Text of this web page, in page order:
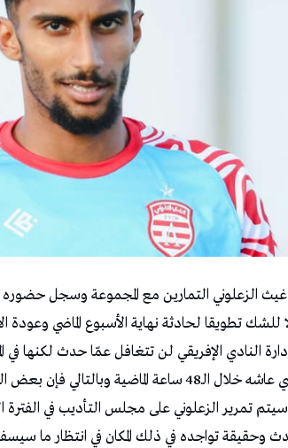
غيث الزعلوني التمارين مع المجموعة وسجل
للشك تطويقا لحادثة نهاية الأسبوع الماضي
النادي الإفريقي لن تتغافل عمّا حدث لكنها في
بعد الضغط الكبير الذي عاشه خلال الـ48 ساعة
تمرير الزعلوني على مجلس التأديب في
تواجده في ذلك المكان في انتظار ما